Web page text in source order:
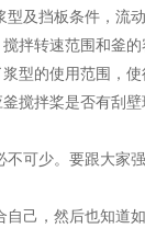
及挡板条件，流
拌转速范围和釜
型的使用范围，
搅拌桨是否有刮壁
可少。要跟大家
己，然后也知道